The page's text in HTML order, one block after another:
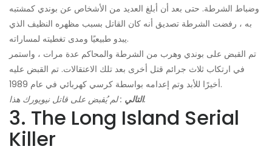
وضباط الشرطة. حتى بعد أن أبلغ العديد من الأشخاص عن بوندي كمشتبه
به ، رفضت الشرطة تصديق أنه كان القاتل بسبب مظهره النظيف الذي
يبدو طبيعيًا ومدى تغطيته لمساراته.
تم القبض على بوندي وهرب من الشرطة والمحاكم عدة مرات ، واستمر
في ارتكاب ثلاث جرائم قتل أخرى بعد تلك الاعتقالات. تم القبض عليه
أخيرًا للأبد وتم إعدامه بواسطة كرسي كهربائي في عام 1989.
التالي: لم يُقبض على قاتل نيويورك هذا.
3. The Long Island Serial
Killer